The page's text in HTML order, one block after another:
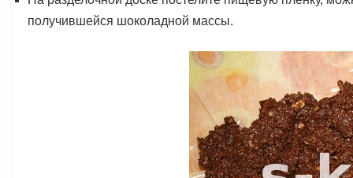
получившейся шоколадной массы.